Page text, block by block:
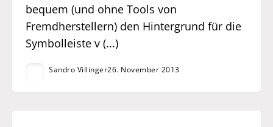
bequem (und ohne Tools von
Fremdherstellern) den Hintergrund für die
Symbolleiste v (...)
Sandro Villinger26. November 2013